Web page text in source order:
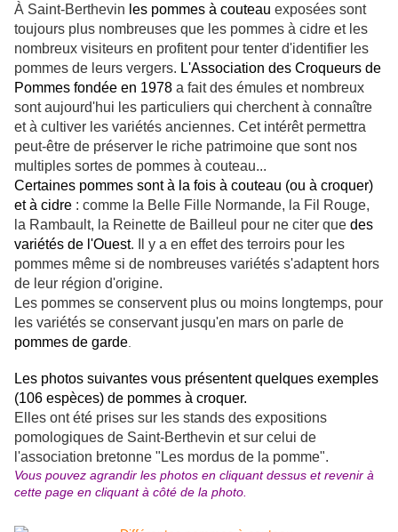
À Saint-Berthevin les pommes à couteau exposées sont
toujours plus nombreuses que les pommes à cidre et les
nombreux visiteurs en profitent pour tenter d'identifier les
pommes de leurs vergers. L'Association des Croqueurs de
Pommes fondée en 1978 a fait des émules et nombreux
sont aujourd'hui les particuliers qui cherchent à connaître
et à cultiver les variétés anciennes. Cet intérêt permettra
peut-être de préserver le riche patrimoine que sont nos
multiples sortes de pommes à couteau...
Certaines pommes sont à la fois à couteau (ou à croquer)
et à cidre : comme la Belle Fille Normande, la Fil Rouge,
la Rambault, la Reinette de Bailleul pour ne citer que des
variétés de l'Ouest. Il y a en effet des terroirs pour les
pommes même si de nombreuses variétés s'adaptent hors
de leur région d'origine.
Les pommes se conservent plus ou moins longtemps, pour
les variétés se conservant jusqu'en mars on parle de
pommes de garde
Les photos suivantes vous présentent quelques exemples
(106 espèces) de pommes à croquer.
Elles ont été prises sur les stands des expositions
pomologiques de Saint-Berthevin et sur celui de
l'association bretonne "Les mordus de la pomme".
Vous pouvez agrandir les photos en cliquant dessus et revenir à
cette page en cliquant à côté de la photo.